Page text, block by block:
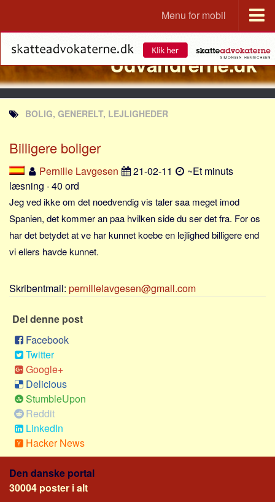
Menu for mobil
Portal
Udvandrerne.dk
Utvandrerne.no
Utvandrarna.se
Tyskland.dk
England.dk
Rusland.dk
JLKM.dk
Lande
Tyrkiet
Spanien
Norge
Thailand
Italien
Grækenland
USA
Alle
Nøgleord
Bolig
Job
Virksomhed
Investering
Udvandrerne.dk
BOLIG, GENERELT, LEJLIGHEDER
Billigere boliger
Pernille Lavgesen 21-02-11
~Et minuts
læsning · 40 ord
Jeg ved ikke om det noedvendig vis taler saa meget imod
Spanien, det kommer an paa hvilken side du ser det fra. For os
har det betydet at ve har kunnet koebe en lejlighed billigere end
vi ellers havde kunnet.
Skribentmail: pernillelavgesen@gmail.com
Del denne post
Facebook
Twitter
Google+
Delicious
StumbleUpon
Reddit
LinkedIn
Hacker News
Den danske portal
30004 poster i alt